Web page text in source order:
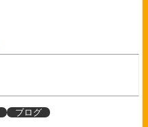
ブログ